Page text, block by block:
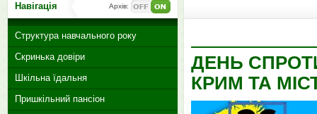
ДЕНЬ
КРИМ ТА
Навігація Архів:
Структура навчального року
Скринька довіри
Шкільна їдальня
Пришкільний пансіон